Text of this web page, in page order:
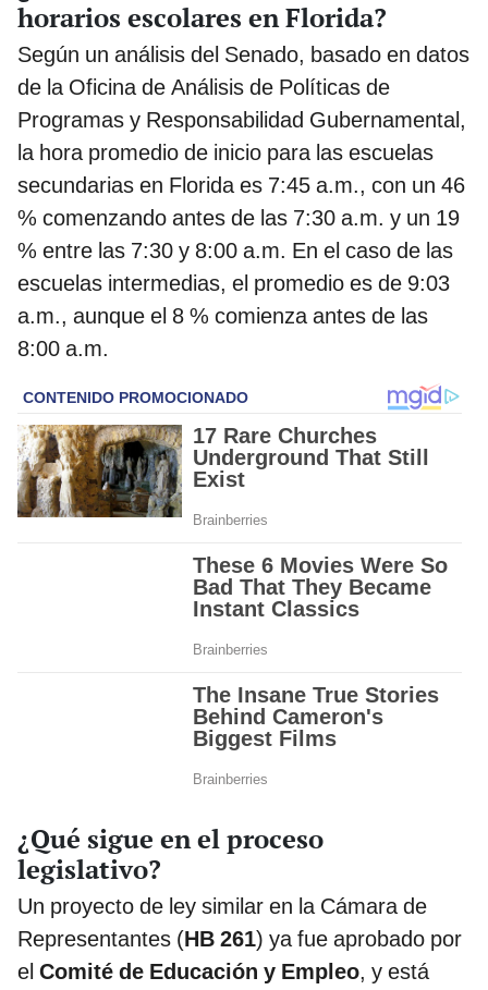
horarios escolares en Florida?
Según un análisis del Senado, basado en datos
de la Oficina de Análisis de Políticas de
Programas y Responsabilidad Gubernamental,
la hora promedio de inicio para las escuelas
secundarias en Florida es 7:45 a.m., con un 46
% comenzando antes de las 7:30 a.m. y un 19
% entre las 7:30 y 8:00 a.m. En el caso de las
escuelas intermedias, el promedio es de 9:03
a.m., aunque el 8 % comienza antes de las
8:00 a.m.
¿Qué sigue en el proceso
legislativo?
Un proyecto de ley similar en la Cámara de
Representantes (HB 261) ya fue aprobado por
el Comité de Educación y Empleo, y está